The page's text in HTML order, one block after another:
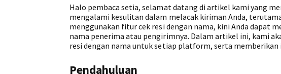
Halo pembaca setia, selamat datang di artikel kami yang
mengalami kesulitan dalam melacak kiriman Anda,
menggunakan fitur cek resi dengan nama, kini Anda dapat
nama penerima atau pengirimnya. Dalam artikel ini, kami
resi dengan nama untuk setiap platform, serta
Pendahuluan